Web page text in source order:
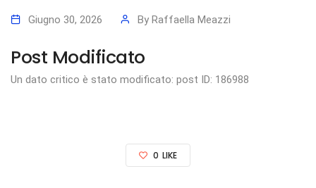
Giugno 30, 2026 By Raffaella Meazzi
Post Modificato
Un dato critico è stato modificato: post ID: 186988
0 LIKE